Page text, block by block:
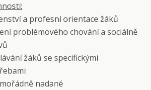
a profesní orientace žáků
problémového chování a sociálně
žáků se specifickými
nadané